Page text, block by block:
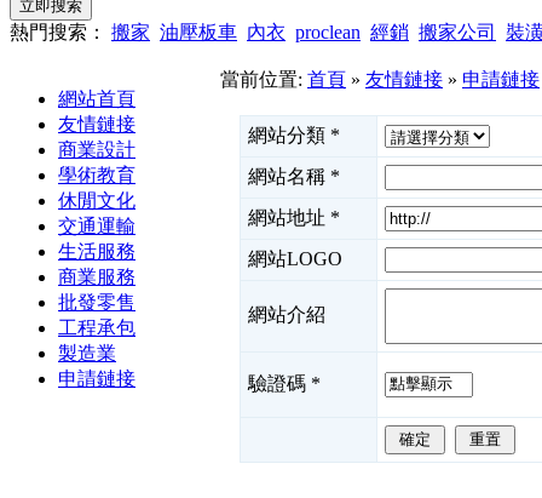
熱門搜索： 搬家 油壓板車 內衣 proclean 經銷 搬家公司 裝
網站首頁
友情鏈接
商業設計
學術教育
休閒文化
交通運輸
生活服務
商業服務
批發零售
工程承包
製造業
申請鏈接
當前位置: 首頁 » 友情鏈接 » 申請鏈接
網站分類 *
網站名稱 *
網站地址 *
網站LOGO
網站介紹
驗證碼 *